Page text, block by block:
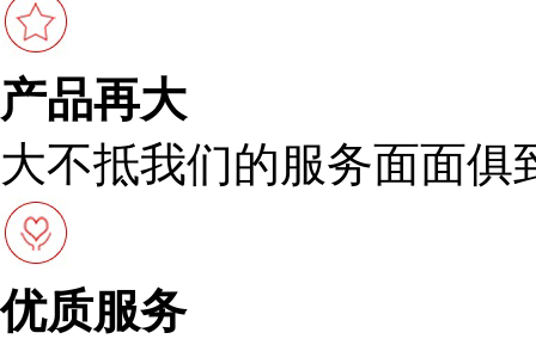
产品再大
大不抵我们的服务面面俱
优质服务